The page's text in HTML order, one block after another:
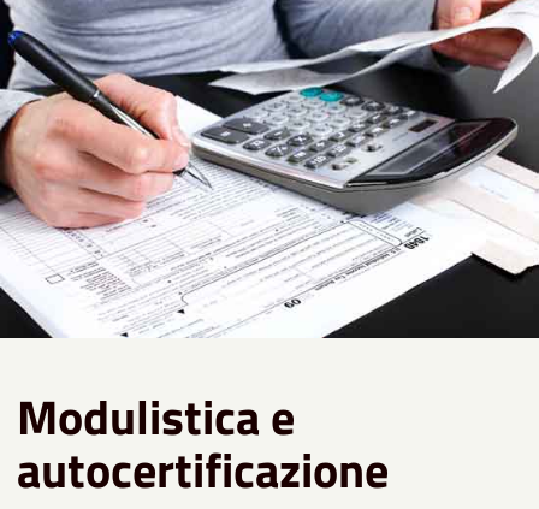
Modulistica e
autocertificazione